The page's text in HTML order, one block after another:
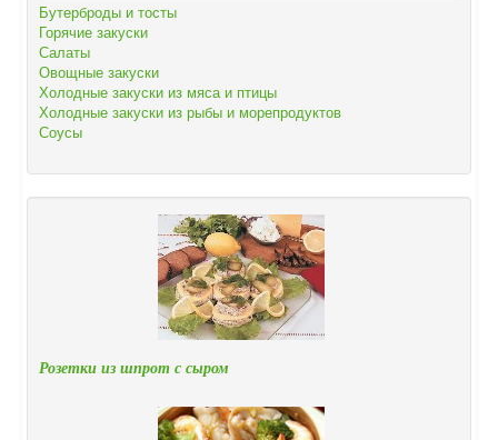
Бутерброды и тосты
Горячие закуски
Салаты
Овощные закуски
Холодные закуски из мяса и птицы
Холодные закуски из рыбы и морепродуктов
Соусы
Розетки из шпрот с сыром